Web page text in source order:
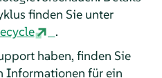
finden Sie unter
.
haben, finden Sie
Informationen für ein